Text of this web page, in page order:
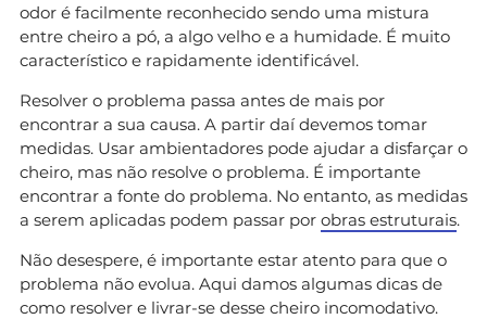
odor é facilmente reconhecido sendo uma mistura
entre cheiro a pó, a algo velho e a humidade. É muito
característico e rapidamente identificável.
Resolver o problema passa antes de mais por
encontrar a sua causa. A partir daí devemos tomar
medidas. Usar ambientadores pode ajudar a disfarçar o
cheiro, mas não resolve o problema. É importante
encontrar a fonte do problema. No entanto, as medidas
a serem aplicadas podem passar por obras estruturais.
Não desespere, é importante estar atento para que o
problema não evolua. Aqui damos algumas dicas de
como resolver e livrar-se desse cheiro incomodativo.